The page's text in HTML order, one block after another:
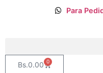
Para
Bs.0.00 0